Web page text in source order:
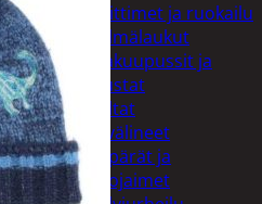
Keittimet ja ruokailu
Kylmälaukut
Makuupussit ja
alustat
Teltat
Urheiluvälineet
Kypärät ja
suojaimet